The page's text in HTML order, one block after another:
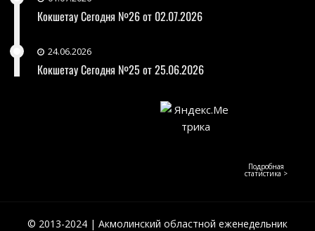
Кокшетау Сегодня №26 от 02.07.2026
24.06.2026
Кокшетау Сегодня №25 от 25.06.2026
Подробная
статистика >
© 2013-2024 | Акмолинский областной еженедельник